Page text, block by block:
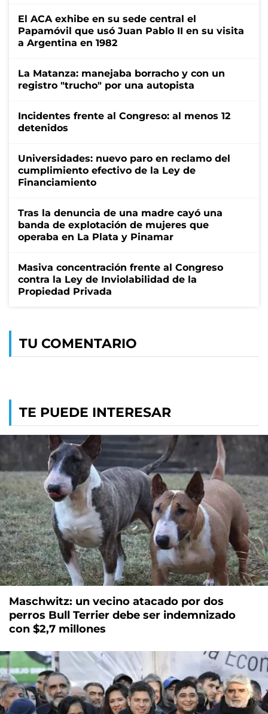
El ACA exhibe en su sede central el
Papamóvil que usó Juan Pablo II en su visita
a Argentina en 1982
La Matanza: manejaba borracho y con un
registro "trucho" por una autopista
Incidentes frente al Congreso: al menos 12
detenidos
Universidades: nuevo paro en reclamo del
cumplimiento efectivo de la Ley de
Financiamiento
Tras la denuncia de una madre cayó una
banda de explotación de mujeres que
operaba en La Plata y Pinamar
Masiva concentración frente al Congreso
contra la Ley de Inviolabilidad de la
Propiedad Privada
TU COMENTARIO
TE PUEDE INTERESAR
Maschwitz: un vecino atacado por dos
perros Bull Terrier debe ser indemnizado
con $2,7 millones